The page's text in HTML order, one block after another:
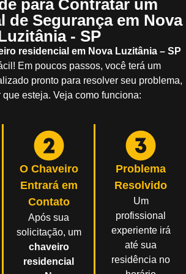
para Contratar um
de Segurança em Nova
- SP
residencial em Nova Luzitânia – SP
Em poucos passos, você terá um
pronto para resolver seu problema,
que esteja. Veja como funciona:
O Chaveiro
Entrará em
Contato
Após sua
solicitação, um
chaveiro
residencial
Problema
Resolvido
Um
profissional
experiente irá
até sua
residência no